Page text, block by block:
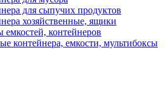
для сыпучих продуктов
хозяйственные, ящики
емкостей, контейнеров
контейнера, емкости, мультибоксы